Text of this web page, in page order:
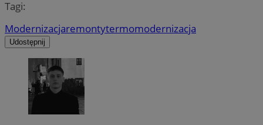
Tagi:
Modernizacjaremontytermomodernizacja
Udostępnij